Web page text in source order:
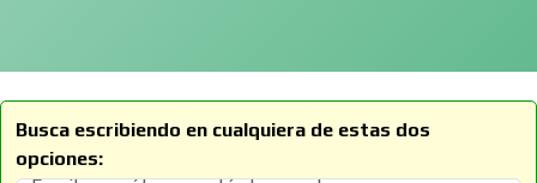
Busca escribiendo en cualquiera de estas dos
opciones: